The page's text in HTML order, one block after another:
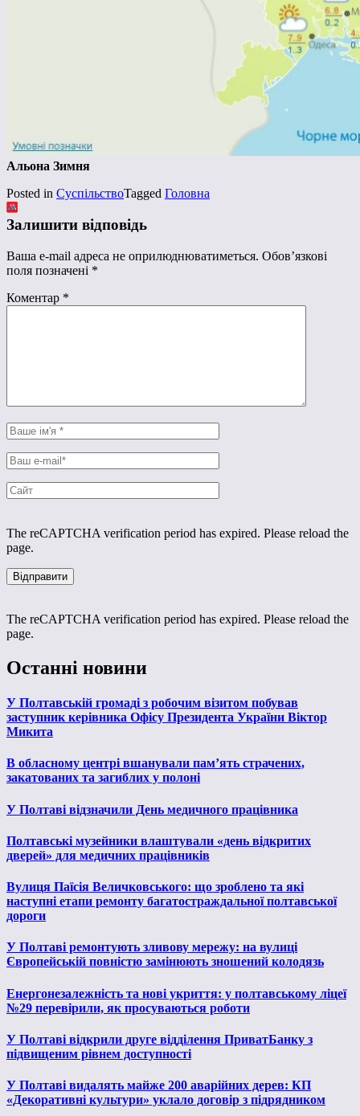
Альона Зимня
Posted in СуспільствоTagged Головна
Залишити відповідь
Ваша e-mail адреса не оприлюднюватиметься. Обов’язкові
поля позначені *
Коментар *
The reCAPTCHA verification period has expired. Please reload the
page.
The reCAPTCHA verification period has expired. Please reload the
page.
Останні новини
У Полтавській громаді з робочим візитом побував
заступник керівника Офісу Президента України Віктор
Микита
В обласному центрі вшанували пам’ять страчених,
закатованих та загиблих у полоні
У Полтаві відзначили День медичного працівника
Полтавські музейники влаштували «день відкритих
дверей» для медичних працівників
Вулиця Паїсія Величковського: що зроблено та які
наступні етапи ремонту багатостраждальної полтавської
дороги
У Полтаві ремонтують зливову мережу: на вулиці
Європейській повністю замінюють зношений колодязь
Енергонезалежність та нові укриття: у полтавському ліцеї
№29 перевірили, як просуваються роботи
У Полтаві відкрили друге відділення ПриватБанку з
підвищеним рівнем доступності
У Полтаві видалять майже 200 аварійних дерев: КП
«Декоративні культури» уклало договір з підрядником